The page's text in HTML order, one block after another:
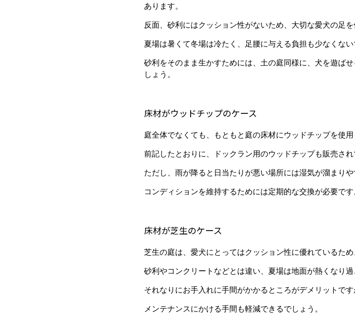
あります。
反面、砂利にはクッション性がないため、大切な愛犬の足を
夏場は暑くて冬場は冷たく、足腰に与える負担も少なくない
砂利をそのまま生かすためには、土の庭同様に、犬を遊ば
しょう。
床材がウッドチップのケース
庭全体でなくても、もともと庭の床材にウッドチップを使
前記したとおりに、ドックラン用のウッドチップも販売さ
ただし、雨が降ると日当たりが悪い場所には湿気が溜まり
コンディションを維持するためには定期的な交換が必要です
床材が芝生のケース
芝生の庭は、愛犬にとってはクッション性に優れているた
砂利やコンクリートなどとは違い、夏場は地面が熱くなり
それなりにお手入れに手間がかかるところがデメリットで
メンテナンスにかける手間も軽減できるでしょう。